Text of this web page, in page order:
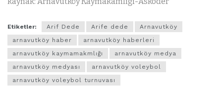
Etiketler: Arif Dede Arife dede
Arnavutköy
arnavutköy haber
arnavutköy haberleri
arnavutköy kaymamakmlığı
arnavutköy medya
arnavutköy medyası
arnavutköy voleybol
arnavutköy voleybol turnuvası